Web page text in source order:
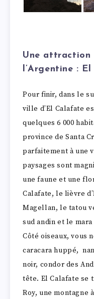
Une attraction
l’Argentine :
Pour finir, dans le
ville d’El Calafate
quelques 6 000
province de Santa
parfaitement à une
paysages sont
une faune et une
Calafate, le lièvre
Magellan, le tatou
sud andin et le
Côté oiseaux, vous
caracara huppé,
noir, condor des
tête. El Calafate se
Roy, une montagne